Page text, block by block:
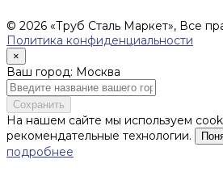
© 2026 «Труб Сталь Маркет», Все
Политика конфиденциальности
×
Ваш город: Москва
Сохранить
На нашем сайте мы используем
рекомендательные технологии.
подробнее